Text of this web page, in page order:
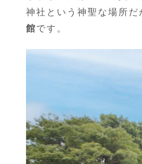
神社という神聖な場所
館です。